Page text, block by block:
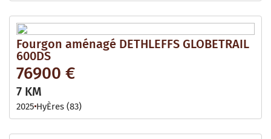
Fourgon aménagé DETHLEFFS GLOBETRAIL
600DS
76900 €
7 KM
2025 HyÈres (83)